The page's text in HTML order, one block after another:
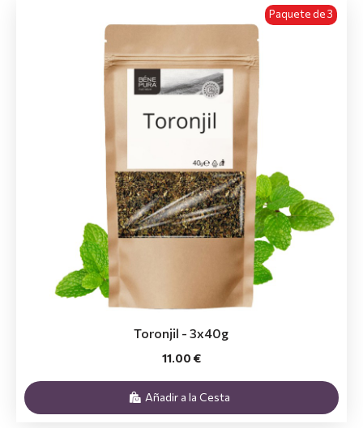
Paquete de 3
Toronjil - 3x40g
11.00 €
Añadir a la Cesta